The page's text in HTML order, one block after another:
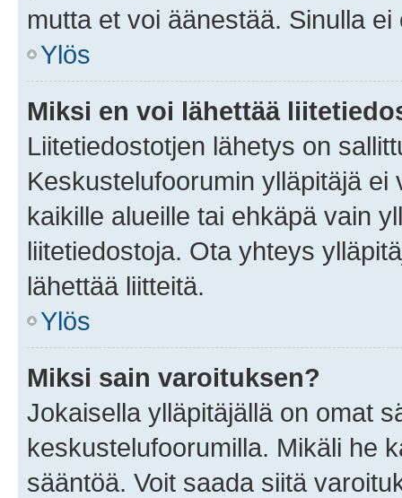
mutta et voi äänestää. Sinulla
Ylös
Miksi en voi lähettää
Liitetiedostotjen lähetys on
Keskustelufoorumin ylläpitäjä
kaikille alueille tai ehkäpä vain
liitetiedostoja. Ota yhteys
lähettää liitteitä.
Ylös
Miksi sain varoituksen?
Jokaisella ylläpitäjällä on omat
keskustelufoorumilla. Mikäli he
sääntöä. Voit saada siitä